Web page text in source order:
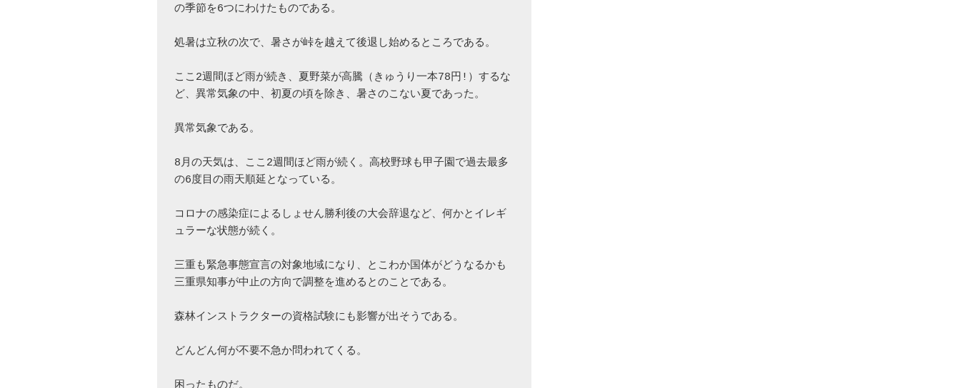
の季節を6つにわけたものである。
処暑は立秋の次で、暑さが峠を越えて後退し始めるところである。
ここ2週間ほど雨が続き、夏野菜が高騰（きゅうり一本78円!）するな
ど、異常気象の中、初夏の頃を除き、暑さのこない夏であった。
異常気象である。
8月の天気は、ここ2週間ほど雨が続く。高校野球も甲子園で過去最多
の6度目の雨天順延となっている。
コロナの感染症によるしょせん勝利後の大会辞退など、何かとイレギ
ュラーな状態が続く。
三重も緊急事態宣言の対象地域になり、とこわか国体がどうなるかも
三重県知事が中止の方向で調整を進めるとのことである。
森林インストラクターの資格試験にも影響が出そうである。
どんどん何が不要不急か問われてくる。
困ったものだ。